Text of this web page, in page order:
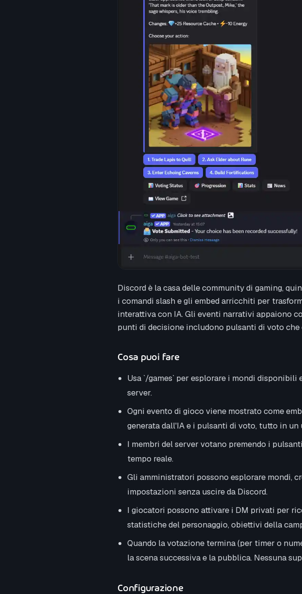
Discord è la casa delle community di gaming,
i comandi slash e gli embed arricchiti per
interattiva con IA. Gli eventi narrativi appaiono
punti di decisione includono pulsanti di voto
Cosa puoi fare
Usa `/games` per esplorare i mondi
server.
Ogni evento di gioco viene mostrato come
generata dall'IA e i pulsanti di voto, tutto in un
I membri del server votano premendo i
tempo reale.
Gli amministratori possono esplorare mondi,
impostazioni senza uscire da Discord.
I giocatori possono attivare i DM privati per
statistiche del personaggio, obiettivi della
Quando la votazione termina (per timer o
la scena successiva e la pubblica. Nessuna
Configurazione